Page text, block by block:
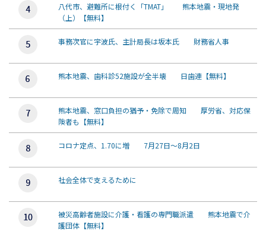
八代市、避難所に根付く「TMAT」 熊本地震・現地発
（上）【無料】
事務次官に宇波氏、主計局長は坂本氏 財務省人事
熊本地震、歯科診52施設が全半壊 日歯連【無料】
熊本地震、窓口負担の猶予・免除で周知 厚労省、対応保
険者も【無料】
コロナ定点、1.70に増 7月27日～8月2日
社会全体で支えるために
被災高齢者施設に介護・看護の専門職派遣 熊本地震で介
護団体【無料】